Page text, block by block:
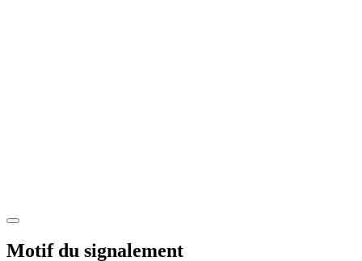
Motif du signalement